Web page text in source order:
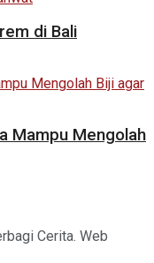
di Bali
Mampu Mengolah
Cerita. Web